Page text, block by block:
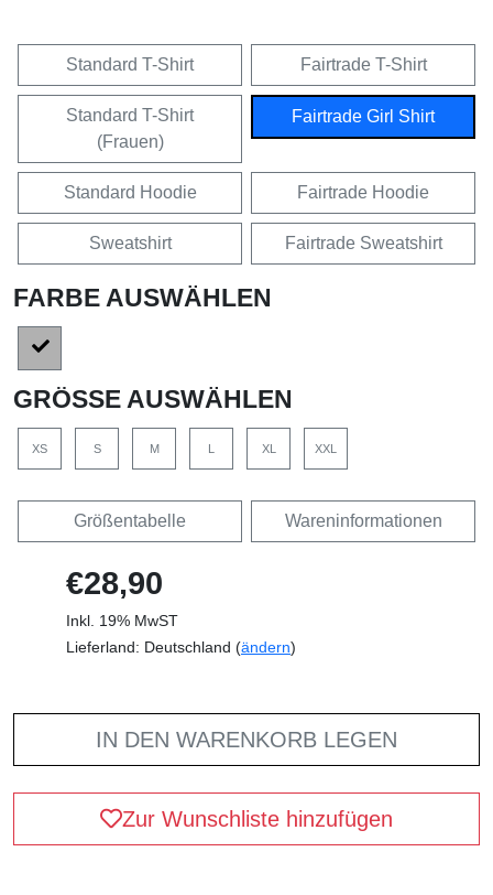
Standard T-Shirt Fairtrade T-Shirt
Standard T-Shirt
(Frauen)
Fairtrade Girl Shirt
Standard Hoodie Fairtrade Hoodie
Sweatshirt Fairtrade Sweatshirt
FARBE AUSWÄHLEN
GRÖSSE AUSWÄHLEN
XS S M XL XXL
Größentabelle Wareninformationen
€28,90
Inkl. 19% MwST
Lieferland: Deutschland (ändern)
IN DEN WARENKORB LEGEN
Zur Wunschliste hinzufügen